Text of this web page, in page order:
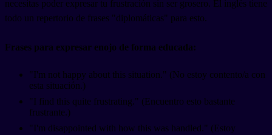
necesitas poder expresar tu frustración sin ser grosero. El inglés tiene
todo un repertorio de frases "diplomáticas" para esto.
Frases para expresar enojo de forma educada:
"I'm not happy about this situation." (No estoy contento/a con
esta situación.)
"I find this quite frustrating." (Encuentro esto bastante
frustrante.)
"I'm disappointed with how this was handled." (Estoy